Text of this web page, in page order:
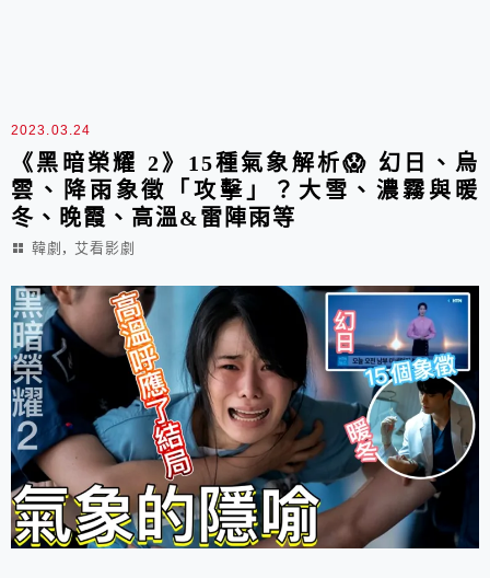
2023.03.24
《黑暗榮耀 2》15種氣象解析😱 幻日、烏
雲、降雨象徵「攻擊」？大雪、濃霧與暖
冬、晚霞、高溫&雷陣雨等
韓劇 , 艾看影劇